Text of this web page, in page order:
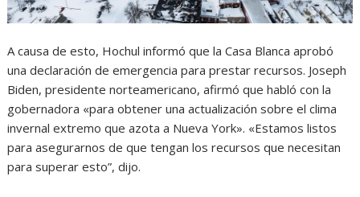
A causa de esto, Hochul informó que la Casa Blanca aprobó
una declaración de emergencia para prestar recursos. Joseph
Biden, presidente norteamericano, afirmó que habló con la
gobernadora «para obtener una actualización sobre el clima
invernal extremo que azota a Nueva York». «Estamos listos
para asegurarnos de que tengan los recursos que necesitan
para superar esto”, dijo.